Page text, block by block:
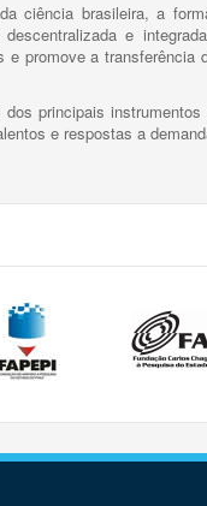
ciência brasileira, a
e
promove a transferência
principais
e respostas a